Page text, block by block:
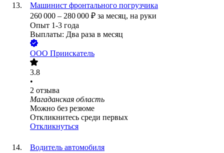
Машинист фронтального погрузчика
260 000 – 280 000 ₽ за месяц, на руки
Опыт 1-3 года
Выплаты: Два раза в месяц
ООО Приискатель
3.8
•
2 отзыва
Магаданская область
Можно без резюме
Откликнитесь среди первых
Откликнуться
Водитель автомобиля